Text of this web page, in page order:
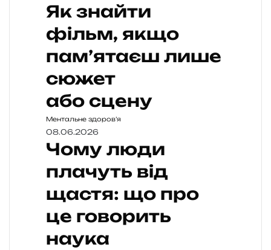
Як знайти
фільм, якщо
пам’ятаєш лише
сюжет
або сцену
Ментальне здоров’я
08.06.2026
Чому люди
плачуть від
щастя: що про
це говорить
наука